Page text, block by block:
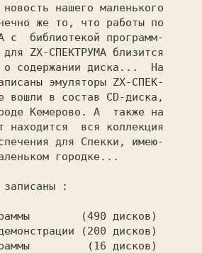
же то, что работы по
с  библиотекой программ-
для ZX-СПЕКТРУМА близится
о содержании диска...  На
эмуляторы ZX-СПЕК-
вошли в состав CD-диска,
Кемерово. А  также на
находится  вся коллекция
для Спекки, имею-
городке...
программы